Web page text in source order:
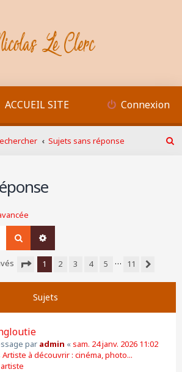
ACCUEIL SITE Connexion
Sujets sans réponse
Rechercher
1 2 3 4 5 …
11
Sujets
par admin «sam. 24 janv. 2026 11:02
Artiste à découvrir : cinéma, photo...